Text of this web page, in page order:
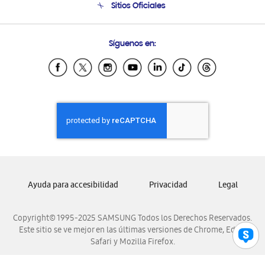
Soporte vía eMail
Sitios Oficiales
Samsung Ecuador
Samsung El Salvador
Samsung Honduras
Samsung Nicaragua
Samsung Panamá
Samsung Venezuela
Síguenos en:
Copyright© 1995-2025 SAMSUNG Todos los Derechos Reservados.
Este sitio se ve mejor en las últimas versiones de Chrome, Edge,
Safari y Mozilla Firefox.
Ayuda para accesibilidad Privacidad Legal